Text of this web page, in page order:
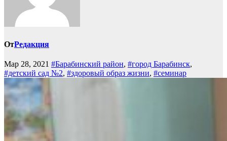
ОтРедакция
Мар 28, 2021 #Барабинский район, #город Барабинск,
#детский сад №2, #здоровый образ жизни, #семинар